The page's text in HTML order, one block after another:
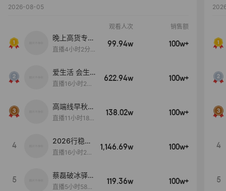
2026-08-05
观看人次 销售额
晚上高货专场
大放漏
直播4小时2分5
99.94w 100w+
爱生活 会生
活
直播16小时24
622.94w 100w+
高端线早秋现
货首发
直播11小时18分
138.02w 100w+
4
2026行稳致
远
直播16小时20
1,146.69w 100w+
5
蔡磊破冰驿站
直播间好物分
直播5小时58分
119.36w 100w+
4
5